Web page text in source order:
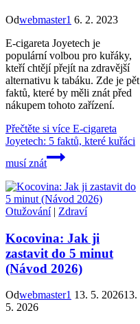
Odwebmaster1 6. 2. 2023
E-cigareta Joyetech je
populární volbou pro kuřáky,
kteří chtějí přejít na zdravější
alternativu k tabáku. Zde je pět
faktů, které by měli znát před
nákupem tohoto zařízení.
Přečtěte si více E-cigareta
Joyetech: 5 faktů, které kuřáci
musí znát
Otužování| Zdraví
Kocovina: Jak ji
zastavit do 5 minut
(Návod 2026)
Odwebmaster1 13. 5. 202613.
5. 2026